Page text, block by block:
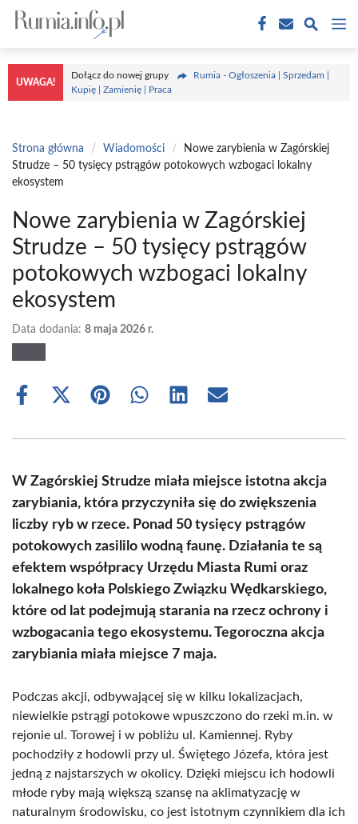
Przejdź
treści
UWAGA!
Dołącz do nowej grupy
Rumia - Ogłoszenia | Sprzedam |
Kupię | Zamienię | Praca
Strona główna / Wiadomości /
Nowe zarybienia w Zagórskiej
Strudze – 50 tysięcy pstrągów potokowych wzbogaci lokalny
ekosystem
Nowe zarybienia w Zagórskiej
Strudze – 50 tysięcy pstrągów
potokowych wzbogaci lokalny
ekosystem
Data dodania: 8 maja 2026 r.
Share
Share
(Twitter)
Share Share Share Share
W Zagórskiej Strudze miała miejsce istotna akcja
zarybiania, która przyczyniła się do zwiększenia
liczby ryb w rzece. Ponad 50 tysięcy pstrągów
potokowych zasililo wodną faunę. Działania te są
efektem współpracy Urzędu Miasta Rumi oraz
lokalnego koła Polskiego Związku Wędkarskiego,
które od lat podejmują starania na rzecz ochrony i
wzbogacania tego ekosystemu. Tegoroczna akcja
zarybiania miała miejsce 7 maja.
Podczas akcji, odbywającej się w kilku lokalizacjach,
niewielkie pstrągi potokowe wpuszczono do rzeki m.in. w
rejonie ul. Torowej i w pobliżu ul. Kamiennej. Ryby
pochodziły z hodowli przy ul. Świętego Józefa, która jest
jedną z najstarszych w okolicy. Dzięki miejscu ich hodowli
młode ryby mają większą szansę na aklimatyzację w
naturalnym środowisku, co jest istotnym czynnikiem dla ich